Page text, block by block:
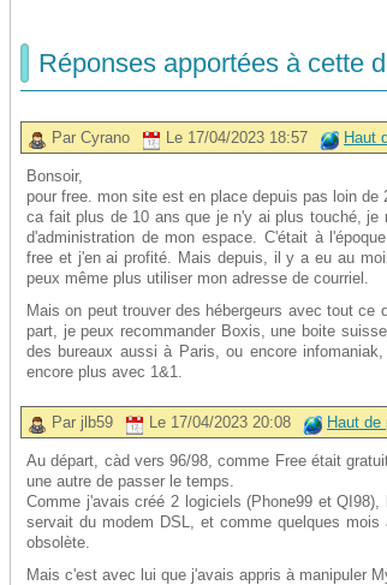
Réponses apportées à cette
Par Cyrano Le 17/04/2023 18:57 Haut
Bonsoir,
pour free. mon site est en place depuis pas loin de
ca fait plus de 10 ans que je n'y ai plus touché,
d'administration de mon espace. C'était à
free et j'en ai profité. Mais depuis, il y a eu au
peux même plus utiliser mon adresse de courriel.
Mais on peut trouver des hébergeurs avec tout
part, je peux recommander Boxis, une boite
des bureaux aussi à Paris, ou encore
encore plus avec 1&1.
Par jlb59 Le 17/04/2023 20:08 Haut de
Au départ, càd vers 96/98, comme Free était
une autre de passer le temps.
Comme j'avais créé 2 logiciels (Phone99 et
servait du modem DSL, et comme quelques
obsolète.
Mais c'est avec lui que j'avais appris à manipuler